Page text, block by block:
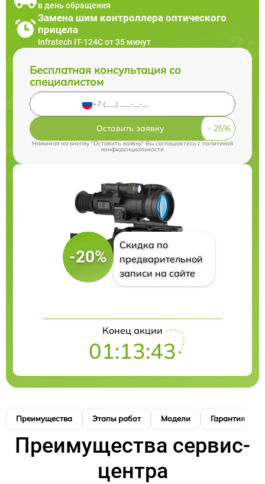
в день обращения
Замена шим контроллера оптического
прицела
Infratech IT-124C от 35 минут
Бесплатная консультация со
специалистом
Оставить заявку
Нажимая на кнопку "Оставить заявку" Вы соглашаетесь cполитикой
конфиденциальности
-20%
Скидка по
предварительной
записи на сайте
Конец акции
01:13:42
Преимущества Этапы работ Модели Гарантия
Преимущества сервис-
центра